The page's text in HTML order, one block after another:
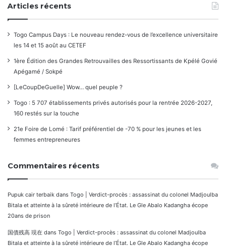
Articles récents
Togo Campus Days : Le nouveau rendez-vous de l’excellence universitaire
les 14 et 15 août au CETEF
1ère Édition des Grandes Retrouvailles des Ressortissants de Kpélé Govié
Apégamé / Sokpé
[LeCoupDeGuelle] Wow… quel peuple ?
Togo : 5 707 établissements privés autorisés pour la rentrée 2026-2027,
160 restés sur la touche
21e Foire de Lomé : Tarif préférentiel de -70 % pour les jeunes et les
femmes entrepreneures
Commentaires récents
Pupuk cair terbaik dans Togo | Verdict-procès : assassinat du colonel Madjoulba
Bitala et atteinte à la sûreté intérieure de l’État. Le Gle Abalo Kadangha écope
20ans de prison
国債残高 現在 dans Togo | Verdict-procès : assassinat du colonel Madjoulba
Bitala et atteinte à la sûreté intérieure de l’État. Le Gle Abalo Kadangha écope